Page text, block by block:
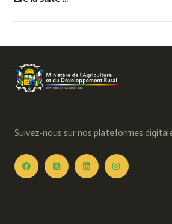
Suivez-nous sur nos plateformes